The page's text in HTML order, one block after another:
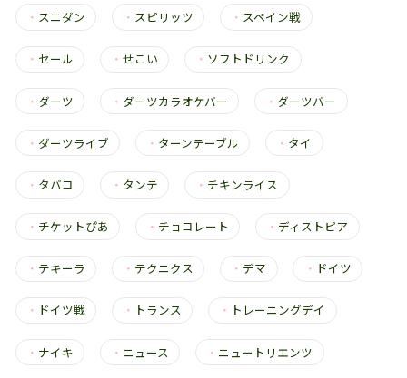
・ スニダン ・ スピリッツ ・ スペイン戦
・ セール ・せこい ・ ソフトドリンク
・ ダーツ ・ ダーツカラオケバー ・ ダーツバー
・ ダーツライブ ・ ターンテーブル ・ タイ
・ タバコ ・ タンテ ・ チキンライス
・ チケットぴあ ・ チョコレート ・ ディストピア
・ テキーラ ・ テクニクス ・ デマ ・ ドイツ
・ ドイツ戦 ・ トランス ・ トレーニングデイ
・ ナイキ ・ ニュース ・ ニュートリエンツ